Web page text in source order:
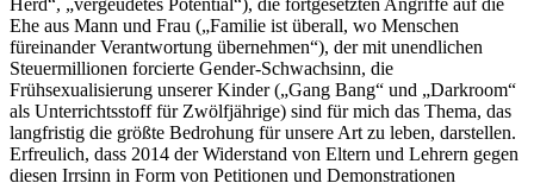
Ehe aus Mann und Frau („Familie ist überall, wo Menschen
füreinander Verantwortung übernehmen“), der mit unendlichen
Steuermillionen forcierte Gender-Schwachsinn, die
Frühsexualisierung unserer Kinder („Gang Bang“ und „Darkroom“
als Unterrichtsstoff für Zwölfjährige) sind für mich das Thema, das
langfristig die größte Bedrohung für unsere Art zu leben, darstellen.
Erfreulich, dass 2014 der Widerstand von Eltern und Lehrern gegen
diesen Irrsinn in Form von Petitionen und Demonstrationen